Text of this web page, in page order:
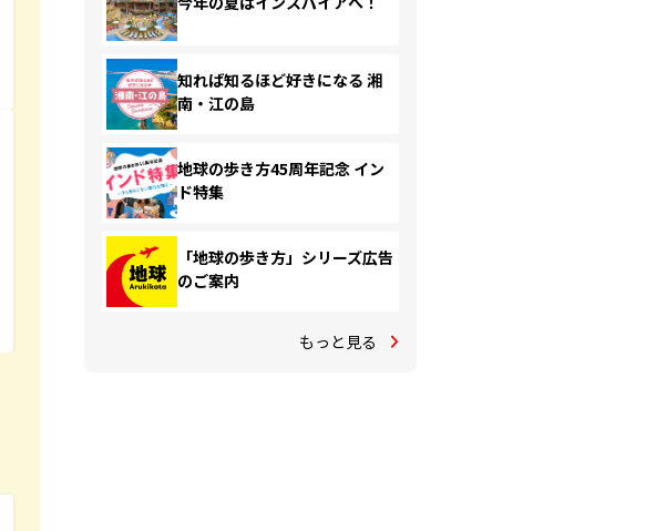
知れば知るほど好きになる 湘
南・江の島
地球の歩き方45周年記念 イン
ド特集
「地球の歩き方」シリーズ広告
のご案内
もっと見る